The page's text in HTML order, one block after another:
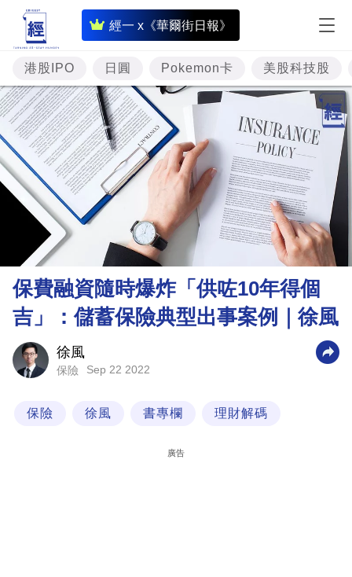
經一 x《華爾街日報》
即
時
財
經
專
題
投
資
樓
理
財
商
科
港股IPO 日圓 Pokemon卡 美股科技股
保費融資隨時爆炸「供咗10年得個
吉」：儲蓄保險典型出事案例｜徐風
徐風
保險 Sep 22 2022
保險 徐風 書專欄 理財解碼
廣告